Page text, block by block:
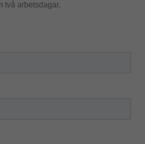
två arbetsdagar.